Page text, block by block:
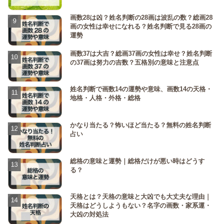
画数28は凶？姓名判断の28画は波乱の数？総画28
画の女性は幸せになれる？姓名判断で見る28画の
運勢
画数37は大吉？総画37画の女性は幸せ？姓名判断
の37画は努力の吉数？五格別の意味と注意点
姓名判断で画数14の運勢や意味、画数14の天格・
地格・人格・外格・総格
かなり当たる？怖いほど当たる？無料の姓名判断
占い
総格の意味と運勢｜総格だけが悪い時はどうす
る？
天格とは？天格の意味と大凶でも大丈夫な理由｜
天格はどうしようもない？名字の画数・家系運・
大凶の対処法